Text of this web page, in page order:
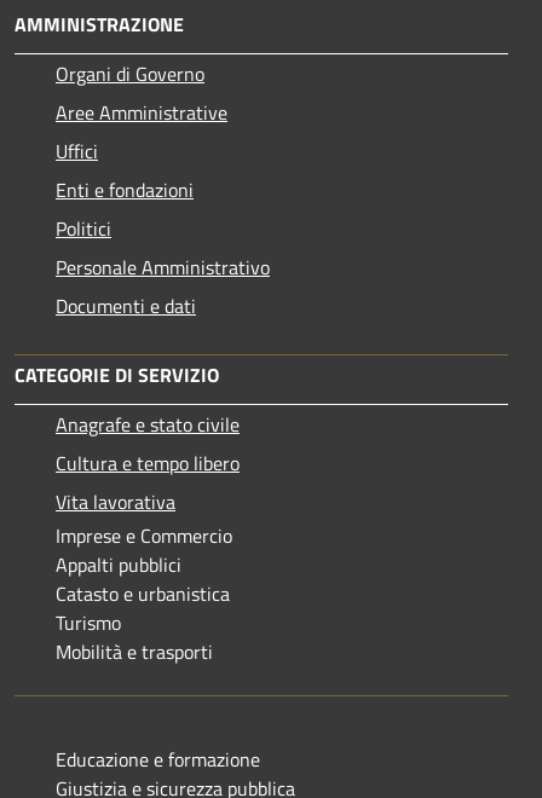
AMMINISTRAZIONE
Organi di Governo
Aree Amministrative
Uffici
Enti e fondazioni
Politici
Personale Amministrativo
Documenti e dati
CATEGORIE DI SERVIZIO
Anagrafe e stato civile
Cultura e tempo libero
Vita lavorativa
Imprese e Commercio
Appalti pubblici
Catasto e urbanistica
Turismo
Mobilità e trasporti
Educazione e formazione
Giustizia e sicurezza pubblica